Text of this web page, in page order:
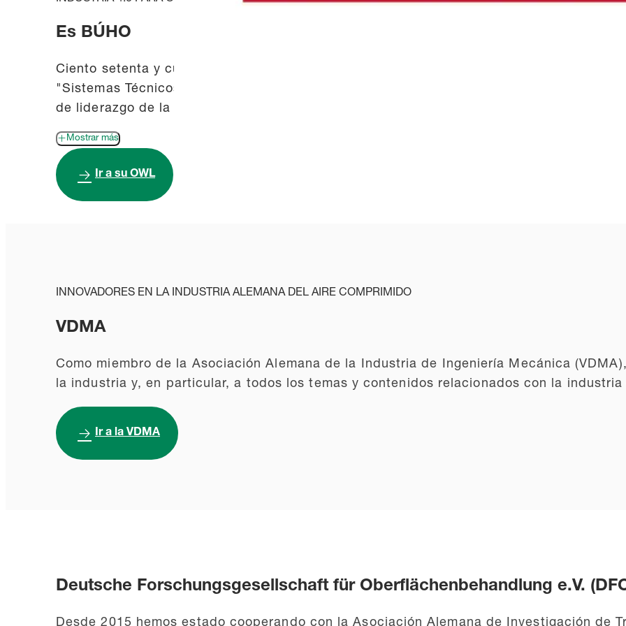
Es BÚHO
Ciento setenta y cuatro empresas, universidades y otros socios están trabajando juntos
"Sistemas Técnicos Inteligentes Ostwestfalen-Lippe" para desarrollar una estrategia
de liderazgo de la región de Ostwestfalen-Lippe, la ubicación de la empresa en
Mostrar más
Ir a su OWL
INNOVADORES EN LA INDUSTRIA ALEMANA DEL AIRE COMPRIMIDO
VDMA
Como miembro de la Asociación Alemana de la Industria de Ingeniería Mecánica
la industria y, en particular, a todos los temas y contenidos relacionados con la
Ir a la VDMA
Deutsche Forschungsgesellschaft für Oberflächenbehandlung e.V.
Desde 2015 hemos estado cooperando con la Asociación Alemana de Investigación de